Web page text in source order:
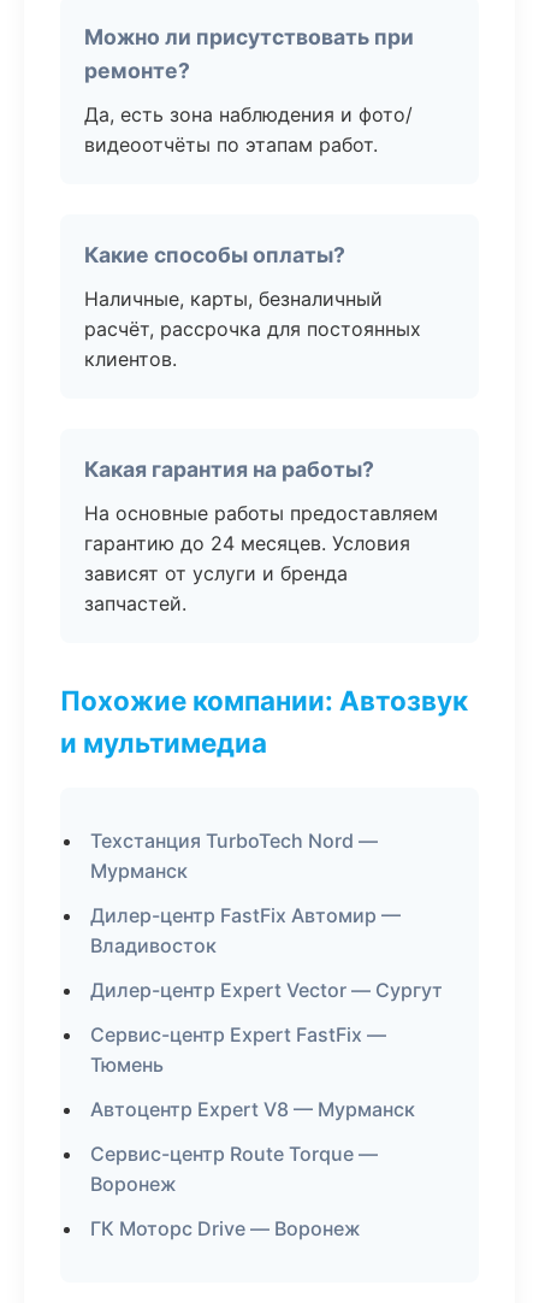
Можно ли присутствовать при
ремонте?
Да, есть зона наблюдения и фото/
видеоотчёты по этапам работ.
Какие способы оплаты?
Наличные, карты, безналичный
расчёт, рассрочка для постоянных
клиентов.
Какая гарантия на работы?
На основные работы предоставляем
гарантию до 24 месяцев. Условия
зависят от услуги и бренда
запчастей.
Похожие компании: Автозвук
и мультимедиа
Техстанция TurboTech Nord —
Мурманск
Дилер-центр FastFix Автомир —
Владивосток
Дилер-центр Expert Vector — Сургут
Сервис-центр Expert FastFix —
Тюмень
Автоцентр Expert V8 — Мурманск
Сервис-центр Route Torque —
Воронеж
ГК Моторс Drive — Воронеж